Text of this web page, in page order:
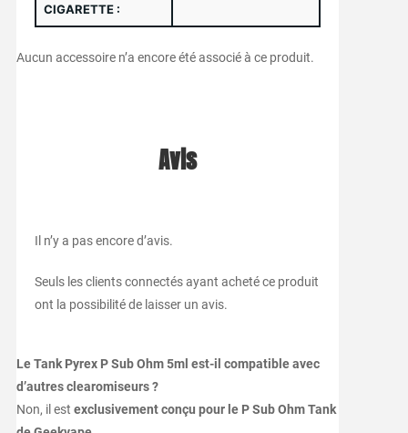
CIGARETTE :
Aucun accessoire n’a encore été associé à ce produit.
Avis
Il n’y a pas encore d’avis.
Seuls les clients connectés ayant acheté ce produit
ont la possibilité de laisser un avis.
Le Tank Pyrex P Sub Ohm 5ml est-il compatible avec
d’autres clearomiseurs ?
Non, il est exclusivement conçu pour le P Sub Ohm Tank